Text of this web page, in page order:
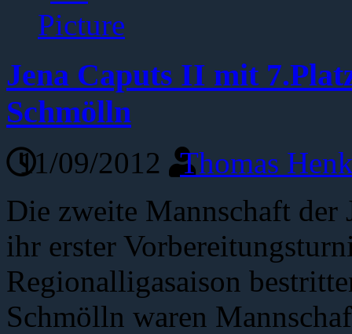
Jena Caputs II mit
Schmölln
11/09/2012
Thomas
Die zweite Mannschaft der
ihr erster
Regionalligasaison
Schmölln waren